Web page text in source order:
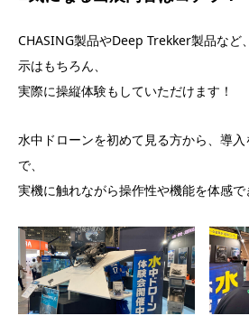
CHASING製品やDeep Trekker製品など
示はもちろん、
実際に操縦体験もしていただけます！
水中ドローンを初めて見る方から、導
で、
実機に触れながら操作性や機能を体感で